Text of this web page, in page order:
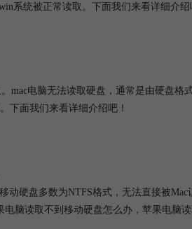
系统被正常读取。下面我们来看详细介绍
电脑无法读取硬盘，通常是由硬盘格
下面我们来看详细介绍吧！
硬盘多数为NTFS格式，无法直接被
脑读取不到移动硬盘怎么办，苹果电脑